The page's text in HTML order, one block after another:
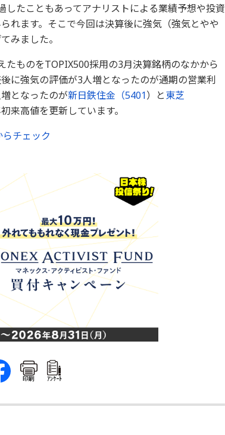
たこともあってアナリストによる業績予想や投資
れます。そこで今回は決算後に強気（強気とやや
みました。
ものをTOPIX500採用の3月決算銘柄のなかから
に強気の評価が3人増となったのが通期の営業利
となったのが新日鉄住金（5401）と東芝
来高値を更新しています。
チェック
印刷 ｱﾝｹｰﾄ